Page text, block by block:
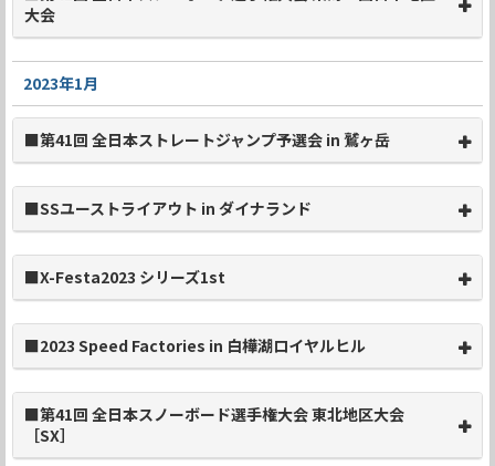
大会
2023年1月
■第41回 全日本ストレートジャンプ予選会 in 鷲ヶ岳
■SSユーストライアウト in ダイナランド
■X-Festa2023 シリーズ1st
■2023 Speed Factories in 白樺湖ロイヤルヒル
■第41回 全日本スノーボード選手権大会 東北地区大会
［SX］